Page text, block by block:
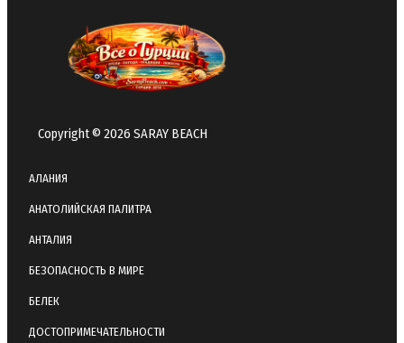
Copyright © 2026 SARAY BEACH
АЛАНИЯ
АНАТОЛИЙСКАЯ ПАЛИТРА
АНТАЛИЯ
БЕЗОПАСНОСТЬ В МИРЕ
БЕЛЕК
ДОСТОПРИМЕЧАТЕЛЬНОСТИ